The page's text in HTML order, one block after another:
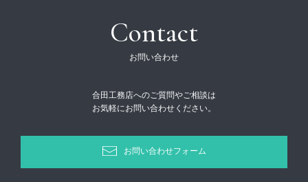
Contact
お問い合わせ
合田工務店へのご質問やご相談は
お気軽にお問い合わせください。
お問い合わせフォーム